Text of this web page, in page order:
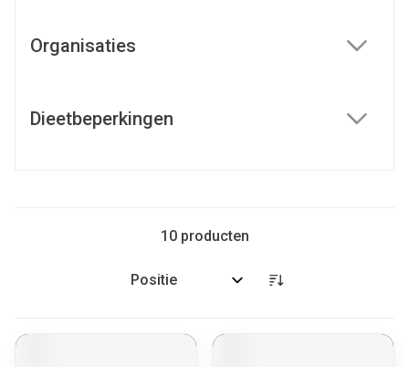
Organisaties
Dieetbeperkingen
10producten
Sorteer op: